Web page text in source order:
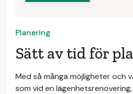
Planering
Sätt av tid för
Med så många möjligheter och
som vid en